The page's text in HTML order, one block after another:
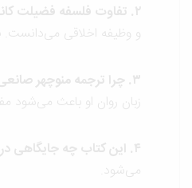
۲. تفاوت فلسفه فضیلت کانت با نظریه فضیلت‌گرایی ارسطو چیست؟
و وظیفه اخلاقی می‌دانست.
۳. چرا ترجمه منوچهر صانعی دره‌بیدی معتبر است؟
زبان روان او باعث می‌شود
۴. این کتاب چه جایگاهی در مطالعات دانشگاهی دارد؟
می‌شود.